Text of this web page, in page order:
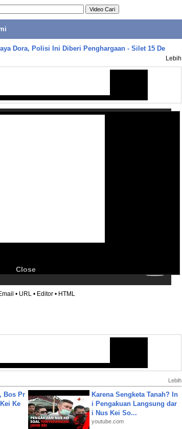
Dora, Polisi Ini Diberi Penghargaan - Silet 15 De
Lebih
Close
• URL • Editor • HTML
Lebih
Bos Pr
Ke
Karena Sengketa Tanah? In
i Pengakuan Langsung dar
i Nus Kei So...
youtube.com